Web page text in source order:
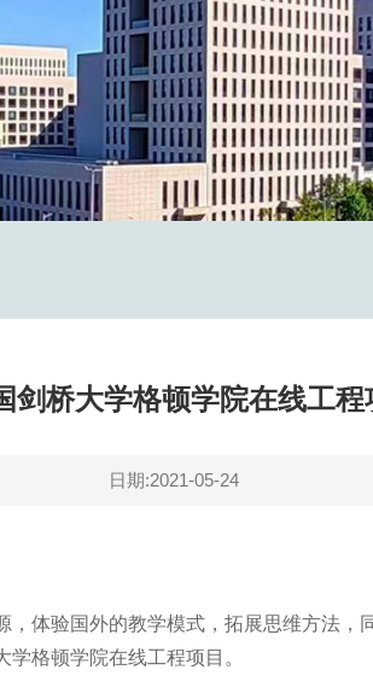
剑桥大学格顿学院在线工
日期:2021-05-24
体验国外的教学模式，拓展思维方法
格顿学院在线工程项目。